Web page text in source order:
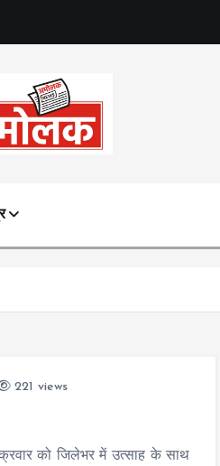
221 views
को जिलेभर में उत्साह के साथ